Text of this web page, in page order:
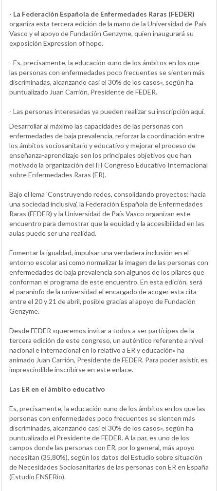
- La Federación Española de Enfermedades Raras (FEDER)
organiza esta tercera edición de la mano de la Universidad de País
Vasco y el apoyo de Fundación Genzyme, quien inaugurará su
exposición Expression of hope.
- Es, precisamente, la educación «uno de los ámbitos en los que
las personas con enfermedades poco frecuentes se sienten más
discriminadas, alcanzando casi el 30% de los casos», según ha
puntualizado Juan Carrión, Presidente de FEDER.
- Las personas interesadas ya pueden realizar su inscripción aquí.
Desarrollar al máximo las capacidades de las personas con
enfermedades de baja prevalencia, reforzar la coordinación entre
los ámbitos sociosanitario y educativo y mejorar el proceso de
enseñanza-aprendizaje son los principales objetivos que han
motivado la organización del III Congreso Educativo Internacional
sobre Enfermedades Raras (ER).
Bajo el lema 'Construyendo redes, consolidando proyectos: hacia
una sociedad inclusiva', la Federación Española de Enfermedades
Raras (FEDER) y la Universidad de País Vasco organizan este
encuentro para demostrar que la equidad y la accesibilidad en las
aulas puede ser una realidad.
Fomentar la igualdad, impulsar una verdadera inclusión en el
entorno escolar así como normalizar la imagen de las personas con
enfermedades de baja prevalencia son algunos de los pilares que
conforman el programa de este encuentro. En esta edición, será
el paraninfo de la universidad el encargado de acoger esta cita
entre el 20 y 21 de abril, posible gracias al apoyo de Fundación
Genzyme.
Desde FEDER «queremos invitar a todos a ser partícipes de la
tercera edición de este congreso, un auténtico referente a nivel
nacional e internacional en lo relativo a ER y educación» ha
animado Juan Carrión, Presidente de FEDER. Para poder asistir, es
imprescindible inscribirse en este enlace.
Las ER en el ámbito educativo
Es, precisamente, la educación «uno de los ámbitos en los que las
personas con enfermedades poco frecuentes se sienten más
discriminadas, alcanzando casi el 30% de los casos», según ha
puntualizado el Presidente de FEDER. A la par, es uno de los
campos donde las personas con ER, por lo general, más apoyo
necesitan (35,80%), según los datos del Estudio sobre situación
de Necesidades Sociosanitarias de las personas con ER en España
(Estudio ENSERio).